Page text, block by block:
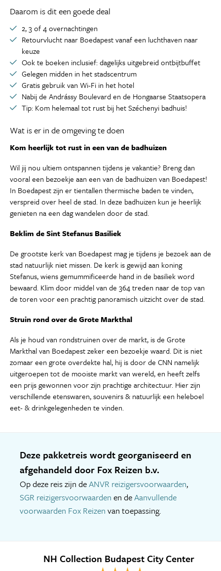
Daarom is dit een goede deal
2, 3 of 4 overnachtingen
Retourvlucht naar Boedapest vanaf een luchthaven naar
keuze
Ook te boeken inclusief: dagelijks uitgebreid ontbijtbuffet
Gelegen midden in het stadscentrum
Gratis gebruik van Wi-Fi in het hotel
Nabij de Andrássy Boulevard en de Hongaarse Staatsopera
Tip: Kom helemaal tot rust bij het Széchenyi badhuis!
Wat is er in de omgeving te doen
Kom heerlijk tot rust in een van de badhuizen
Wil jij nou ultiem ontspannen tijdens je vakantie? Breng dan
vooral een bezoekje aan een van de badhuizen van Boedapest!
In Boedapest zijn er tientallen thermische baden te vinden,
verspreid over heel de stad. In deze badhuizen kun je heerlijk
genieten na een dag wandelen door de stad.
Beklim de Sint Stefanus Basiliek
De grootste kerk van Boedapest mag je tijdens je bezoek aan de
stad natuurlijk niet missen. De kerk is gewijd aan koning
Stefanus, wiens gemummificeerde hand in de basiliek word
bewaard. Klim door middel van de 364 treden naar de top van
de toren voor een prachtig panoramisch uitzicht over de stad.
Struin rond over de Grote Markthal
Als je houd van rondstruinen over de markt, is de Grote
Markthal van Boedapest zeker een bezoekje waard. Dit is niet
zomaar een grote overdekte hal, hij is door de CNN namelijk
uitgeroepen tot de mooiste markt van wereld, en heeft zelfs
een prijs gewonnen voor zijn prachtige architectuur. Hier zijn
verschillende etenswaren, souvenirs & natuurlijk een heleboel
eet- & drinkgelegenheden te vinden.
Deze pakketreis wordt georganiseerd en
afgehandeld door Fox Reizen b.v.
Op deze reis zijn deANVR reizigersvoorwaarden,
SGR reizigersvoorwaarden en deAanvullende
voorwaarden Fox Reizen van toepassing.
NH Collection Budapest City Center